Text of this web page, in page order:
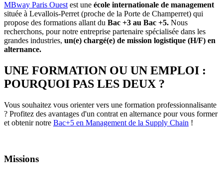
MBway Paris Ouestest une école internationale de management
située à Levallois-Perret (proche de la Porte de Champerret) qui
propose des formations allant du Bac +3 au Bac +5. Nous
recherchons, pour notre entreprise partenaire spécialisée dans les
grandes industries, un(e) chargé(e) de mission logistique (H/F) en
alternance.
UNE FORMATION OU UN EMPLOI :
POURQUOI PAS LES DEUX ?
Vous souhaitez vous orienter vers une formation professionnalisante
? Profitez des avantages d'un contrat en alternance pour vous former
et obtenir notre Bac+5 en Management de la Supply Chain !
Missions